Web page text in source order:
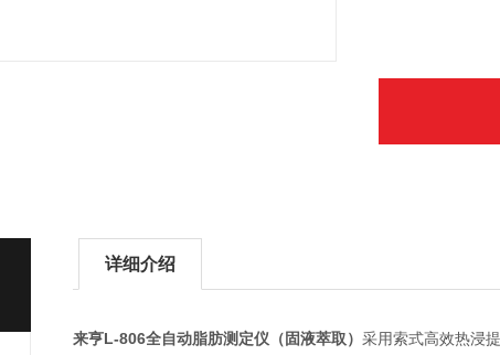
详细介绍
来亨L-806全自动脂肪测定仪（固液萃取） 采用索式高效热浸